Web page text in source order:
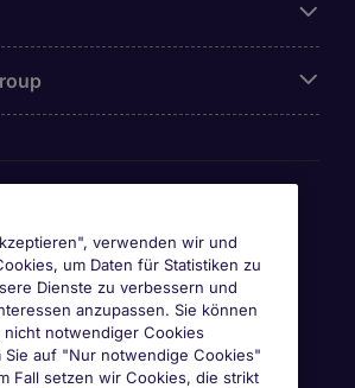
verwenden wir und
um Daten für Statistiken zu
Dienste zu verbessern und
anzupassen. Sie können
notwendiger Cookies
Sie auf "Nur notwendige Cookies"
Fall setzen wir Cookies, die strikt